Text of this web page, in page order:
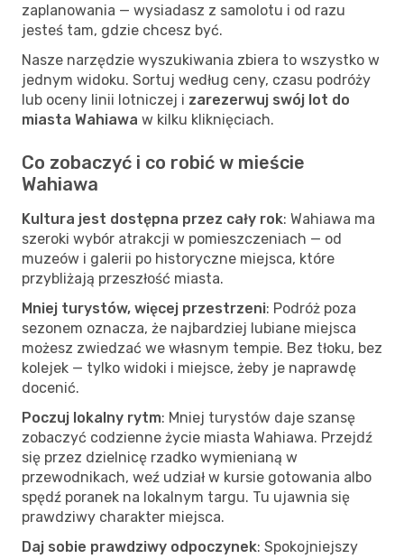
zaplanowania — wysiadasz z samolotu i od razu
jesteś tam, gdzie chcesz być.
Nasze narzędzie wyszukiwania zbiera to wszystko w
jednym widoku. Sortuj według ceny, czasu podróży
lub oceny linii lotniczej i zarezerwuj swój lot do
miasta Wahiawa w kilku kliknięciach.
Co zobaczyć i co robić w mieście
Wahiawa
Kultura jest dostępna przez cały rok: Wahiawa ma
szeroki wybór atrakcji w pomieszczeniach — od
muzeów i galerii po historyczne miejsca, które
przybliżają przeszłość miasta.
Mniej turystów, więcej przestrzeni: Podróż poza
sezonem oznacza, że najbardziej lubiane miejsca
możesz zwiedzać we własnym tempie. Bez tłoku, bez
kolejek — tylko widoki i miejsce, żeby je naprawdę
docenić.
Poczuj lokalny rytm: Mniej turystów daje szansę
zobaczyć codzienne życie miasta Wahiawa. Przejdź
się przez dzielnicę rzadko wymienianą w
przewodnikach, weź udział w kursie gotowania albo
spędź poranek na lokalnym targu. Tu ujawnia się
prawdziwy charakter miejsca.
Daj sobie prawdziwy odpoczynek: Spokojniejszy